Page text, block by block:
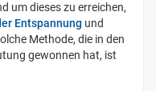
um dieses zu erreichen,
Entspannung und
Methode, die in den
gewonnen hat, ist